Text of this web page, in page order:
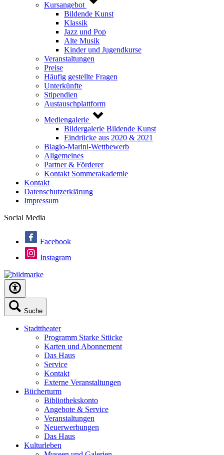
Kursangebot
Bildende Kunst
Klassik
Jazz und Pop
Alte Musik
Kinder und Jugendkurse
Veranstaltungen
Preise
Häufig gestellte Fragen
Unterkünfte
Stipendien
Austauschplattform
Mediengalerie
Bildergalerie Bildende Kunst
Eindrücke aus 2020 & 2021
Biagio-Marini-Wettbewerb
Allgemeines
Partner & Förderer
Kontakt Sommerakademie
Kontakt
Datenschutzerklärung
Impressum
Social Media
Facebook
Instagram
Suche
Stadttheater
Programm Starke Stücke
Karten und Abonnement
Das Haus
Service
Kontakt
Externe Veranstaltungen
Bücherturm
Bibliothekskonto
Angebote & Service
Veranstaltungen
Neuerwerbungen
Das Haus
Kulturleben